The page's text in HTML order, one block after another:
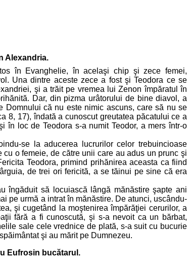
Alexandria.
în Evanghelie, în acelaşi chip şi zece femei,
Una dintre aceste zece a fost şi Teodora ce se
şi a trăit pe vremea lui Zenon împăratul în
Dar, din pizma urâtorului de bine diavol, a
Domnului că nu este nimic ascuns, care să nu se
8, 17), îndată a cunoscut greutatea păcatului ce a
în loc de Teodora s-a numit Teodor, a mers într-o
se la aducerea lucrurilor celor trebuincioase
o femeie, de către unii care au adus un prunc şi
Teodora, primind prihănirea aceasta ca fiind
de trei ori fericită, a se tăinui pe sine că era
îngăduit să locuiască lângă mănăstire şapte ani
pe urmă a intrat în mănăstire. De atunci, uscându-
şi cugetând la moştenirea împărăţiei cerurilor, a
fără a fi cunoscută, şi s-a nevoit ca un bărbat,
sale cele vrednice de plată, s-a suit cu bucurie
şi au mărit pe Dumnezeu.
Eufrosin bucătarul.